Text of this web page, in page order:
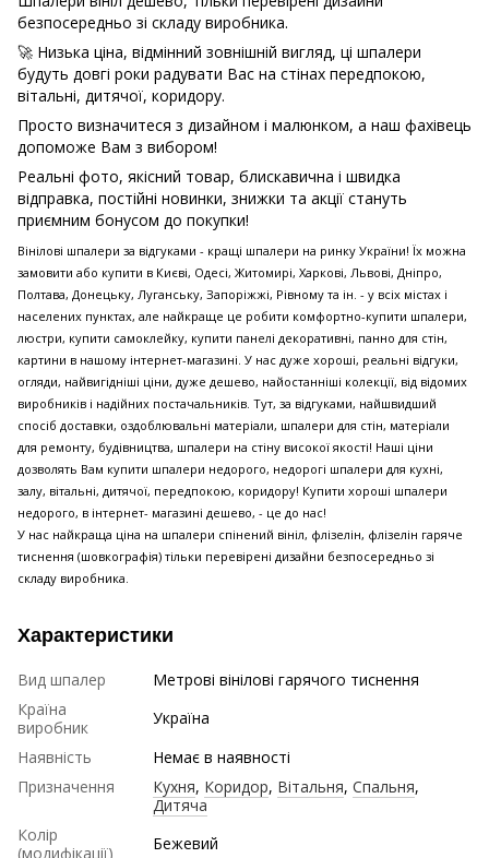
безпосередньо зі складу виробника.
🚀 Низька ціна, відмінний зовнішній вигляд, ці шпалери
будуть довгі роки радувати Вас на стінах передпокою,
вітальні, дитячої, коридору.
Просто визначитеся з дизайном і малюнком, а наш фахівець
допоможе Вам з вибором!
Реальні фото, якісний товар, блискавична і швидка
відправка, постійні новинки, знижки та акції стануть
приємним бонусом до покупки!
Вінілові шпалери за відгуками - кращі шпалери на ринку України! Їх можна
замовити або купити в Києві, Одесі, Житомирі, Харкові, Львові, Дніпро,
Полтава, Донецьку, Луганську, Запоріжжі, Рівному та ін. - у всіх містах і
населених пунктах, але найкраще це робити комфортно-купити шпалери,
люстри, купити самоклейку, купити панелі декоративні, панно для стін,
картини в нашому інтернет-магазині. У нас дуже хороші, реальні відгуки,
огляди, найвигідніші ціни, дуже дешево, найостанніші колекції, від відомих
виробників і надійних постачальників. Тут, за відгуками, найшвидший
спосіб доставки, оздоблювальні матеріали, шпалери для стін, матеріали
для ремонту, будівництва, шпалери на стіну високої якості! Наші ціни
дозволять Вам купити шпалери недорого, недорогі шпалери для кухні,
залу, вітальні, дитячої, передпокою, коридору! Купити хороші шпалери
недорого, в інтернет- магазині дешево, - це до нас!
У нас найкраща ціна на шпалери спінений вініл, флізелін, флізелін гаряче
тиснення (шовкографія) тільки перевірені дизайни безпосередньо зі
складу виробника.
Характеристики
Вид шпалер
Метрові вінілові гарячого тиснення
Країна
виробник
Україна
Наявність
Немає в наявності
Призначення
Кухня, Коридор, Вітальня, Спальня,
Дитяча
Колір
(модифікації)
Бежевий